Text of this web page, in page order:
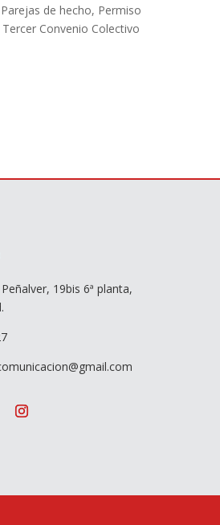
Parejas de hecho, Permiso
Tercer Convenio Colectivo
19bis 6ª planta,